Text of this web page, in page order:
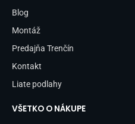
o
k
-
Blog
Montáž
Predajňa Trenčín
Kontakt
Liate podlahy
VŠETKO O NÁKUPE